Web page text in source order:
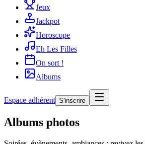
Jeux
Jackpot
Horoscope
Eh Les Filles
On sort !
Albums
Espace adhérent S'inscrire
Albums photos